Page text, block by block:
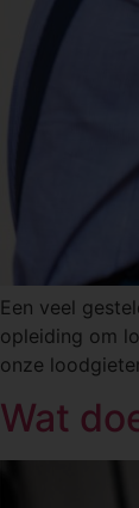
Een veel
opleiding om
onze
Wat